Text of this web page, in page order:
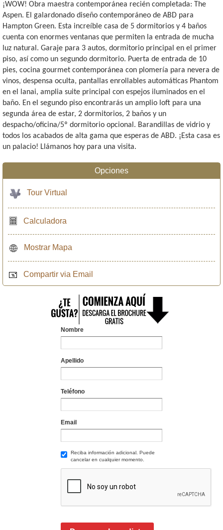
¡WOW! Obra maestra contemporánea recién completada: The
Aspen. El galardonado diseño contemporáneo de ABD para
Hampton Green. Esta increíble casa de 5 dormitorios y 4 baños
cuenta con enormes ventanas que permiten la entrada de mucha
luz natural. Garaje para 3 autos, dormitorio principal en el primer
piso, así como un segundo dormitorio. Puerta de entrada de 10
pies, cocina gourmet contemporánea con plomería para nevera de
vinos, despensa oculta, pantallas enrollables automáticas Phantom
en el lanai, amplia suite principal con espejos iluminados en el
baño. En el segundo piso encontrarás un amplio loft para una
segunda área de estar, 2 dormitorios, 2 baños y un
despacho/oficina/5º dormitorio opcional. Barandillas de vidrio y
todos los acabados de alta gama que esperas de ABD. ¡Esta casa es
un palacio! Llámanos hoy para una visita.
Opciones
Tour Virtual
Calculadora
Mostrar Mapa
Compartir via Email
Nombre
Apellido
Teléfono
Email
Reciba información adicional. Puede
cancelar en cualquier momento.